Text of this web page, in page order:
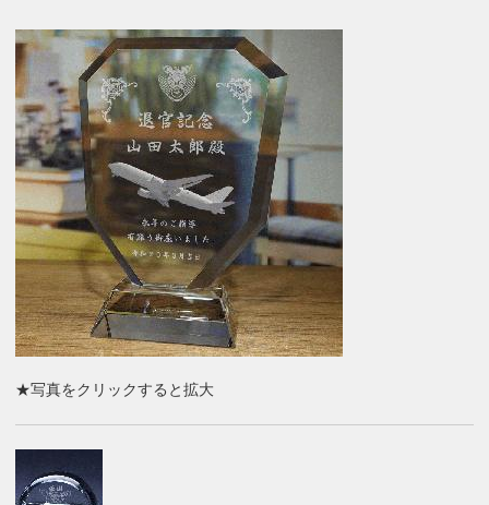
★写真をクリックすると拡大